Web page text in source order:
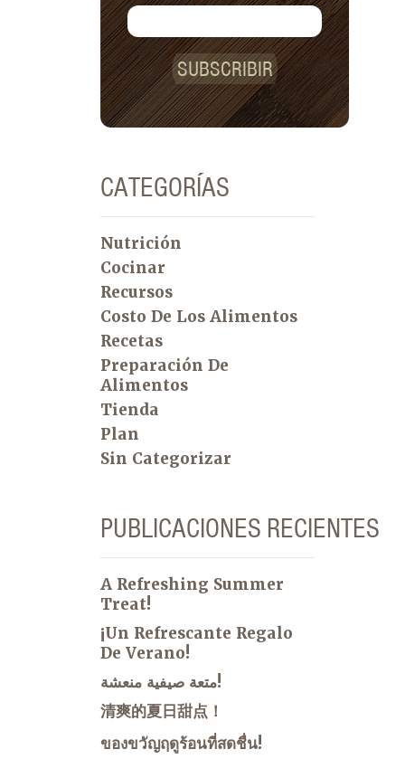
SUBSCRIBIR
CATEGORÍAS
Nutrición
Cocinar
Recursos
Costo De Los Alimentos
Recetas
Preparación De
Alimentos
Tienda
Plan
Sin Categorizar
PUBLICACIONES RECIENTES
A Refreshing Summer
Treat!
¡Un Refrescante Regalo
De Verano!
متعة صيفية منعشة!
清爽的夏日甜点！
ของขวัญฤดูร้อนที่สดชื่น!